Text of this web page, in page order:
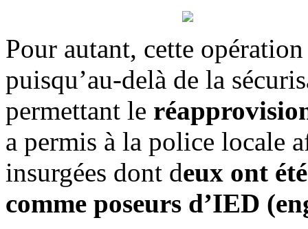
Pour autant, cette opération
puisqu’au-delà de la
permettant le
a permis à la police locale
insurgées dont deux ont
comme poseurs d’IED